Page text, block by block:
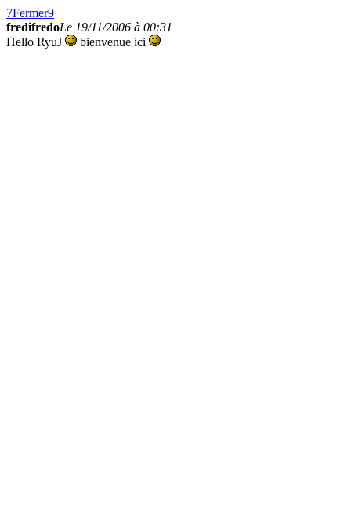
7Fermer9
fredifredoLe 19/11/2006 à 00:31
Hello RyuJ
bienvenue ici